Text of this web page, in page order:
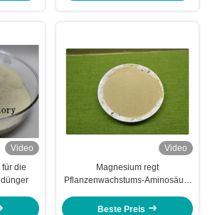
Video
die
Video
Magnesium regt
Pflanzenwachstums-Aminosäure
organisches Düngemittel an
Beste Preis